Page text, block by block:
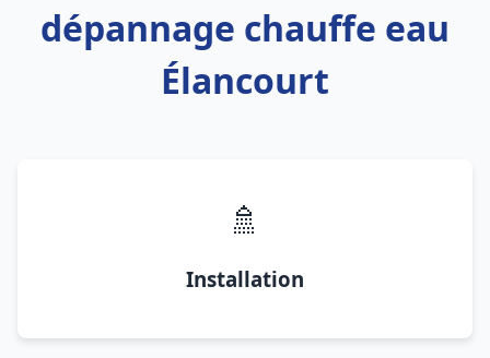
dépannage chauffe eau
Élancourt
🚿
Installation